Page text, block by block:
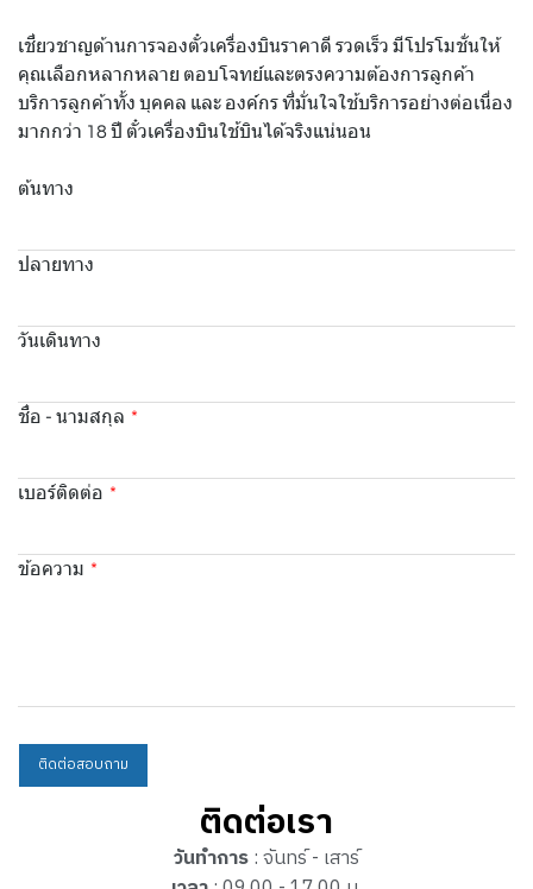
เชี่ยวชาญด้านการจองตั๋วเครื่องบินราคาดี รวดเร็ว มีโปรโมชั่นให้
คุณเลือกหลากหลาย ตอบโจทย์และตรงความต้องการลูกค้า
บริการลูกค้าทั้ง บุคคล และ องค์กร ที่มั่นใจใช้บริการอย่างต่อเนื่อง
มากกว่า 18 ปี ตั๋วเครื่องบินใช้บินได้จริงแน่นอน
ต้นทาง
ปลายทาง
วันเดินทาง
ชื่อ - นามสกุล
เบอร์ติดต่อ
ข้อความ
ติดต่อสอบถาม
ติดต่อเรา
วันทำการ: จันทร์ - เสาร์